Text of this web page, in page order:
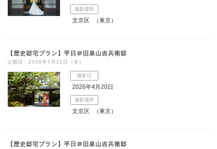
撮影場所
文京区 （東京）
【歴史邸宅プラン】平日＠旧泉山吉兵衛邸
公開日：2026年7月22日（水）
撮影日
2026年4月20日
撮影場所
文京区 （東京）
【歴史邸宅プラン】平日＠旧泉山吉兵衛邸